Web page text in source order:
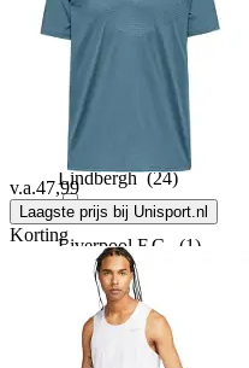
League of Legends
Lilo & Stitch (7)
Lindbergh(24)
Liverpool F.C. (1)
MARVELIS(3)
v.a.47,99
Laagste prijs bij Unisport.nl
Korting